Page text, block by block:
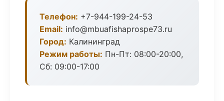
Телефон: +7-944-199-24-53
Email: info@mbuafishaprospe73.ru
Город: Калининград
Режим работы: Пн-Пт: 08:00-20:00,
Сб: 09:00-17:00